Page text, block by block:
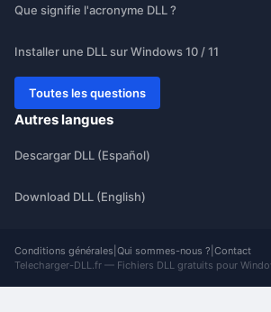
Que signifie l'acronyme DLL ?
Installer une DLL sur Windows 10 / 11
Toutes les questions
Autres langues
Descargar DLL (Español)
Download DLL (English)
Conditions générales Qui sommes-nous ? Contact
Telecharger-DLL.fr — Fichiers DLL gratuits pour